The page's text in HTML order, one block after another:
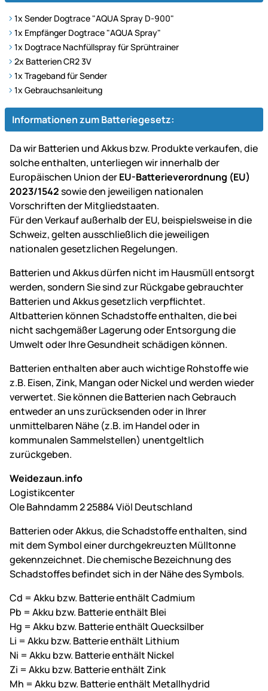
1x Sender Dogtrace "AQUA Spray D-900"
1x Empfänger Dogtrace "AQUA Spray"
1x Dogtrace Nachfüllspray für Sprühtrainer
2x Batterien CR2 3V
1x Trageband für Sender
1x Gebrauchsanleitung
Informationen zum Batteriegesetz:
Da wir Batterien und Akkus bzw. Produkte verkaufen, die
solche enthalten, unterliegen wir innerhalb der
Europäischen Union derEU-Batterieverordnung (EU)
2023/1542sowie den jeweiligen nationalen
Vorschriften der Mitgliedstaaten.
Für den Verkauf außerhalb der EU, beispielsweise in die
Schweiz, gelten ausschließlich die jeweiligen
nationalen gesetzlichen Regelungen.
Batterien und Akkus dürfen nicht im Hausmüll entsorgt
werden, sondern Sie sind zur Rückgabe gebrauchter
Batterien und Akkus gesetzlich verpflichtet.
Altbatterien können Schadstoffe enthalten, die bei
nicht sachgemäßer Lagerung oder Entsorgung die
Umwelt oder Ihre Gesundheit schädigen können.
Batterien enthalten aber auch wichtige Rohstoffe wie
z.B. Eisen, Zink, Mangan oder Nickel und werden wieder
verwertet. Sie können die Batterien nach Gebrauch
entweder an uns zurücksenden oder in Ihrer
unmittelbaren Nähe (z.B. im Handel oder in
kommunalen Sammelstellen) unentgeltlich
zurückgeben.
Weidezaun.info
Logistikcenter
Ole Bahndamm 2 25884 Viöl Deutschland
Batterien oder Akkus, die Schadstoffe enthalten, sind
mit dem Symbol einer durchgekreuzten Mülltonne
gekennzeichnet. Die chemische Bezeichnung des
Schadstoffes befindet sich in der Nähe des Symbols.
Cd = Akku bzw. Batterie enthält Cadmium
Pb = Akku bzw. Batterie enthält Blei
Hg = Akku bzw. Batterie enthält Quecksilber
Li = Akku bzw. Batterie enthält Lithium
Ni = Akku bzw. Batterie enthält Nickel
Zi = Akku bzw. Batterie enthält Zink
Mh = Akku bzw. Batterie enthält Metallhydrid